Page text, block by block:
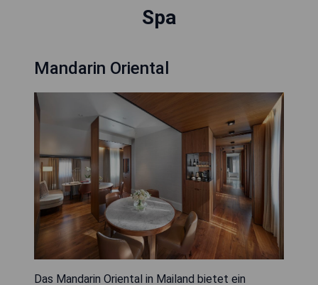
Spa
Mandarin Oriental
Das Mandarin Oriental in Mailand bietet ein